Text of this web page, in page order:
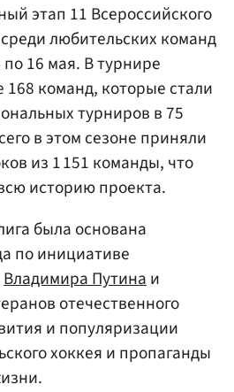
этап 11 Всероссийского
любительских команд
по 16 мая. В турнире
команд, которые стали
турниров в 75
в этом сезоне приняли
из 1 151 команды, что
историю проекта.
была основана
по инициативе
Владимира Путинаи
отечественного
и популяризации
хоккея и пропаганды